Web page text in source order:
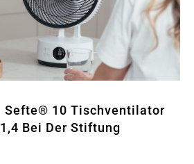
Sefte® 10 Tischventilator
Bei Der Stiftung